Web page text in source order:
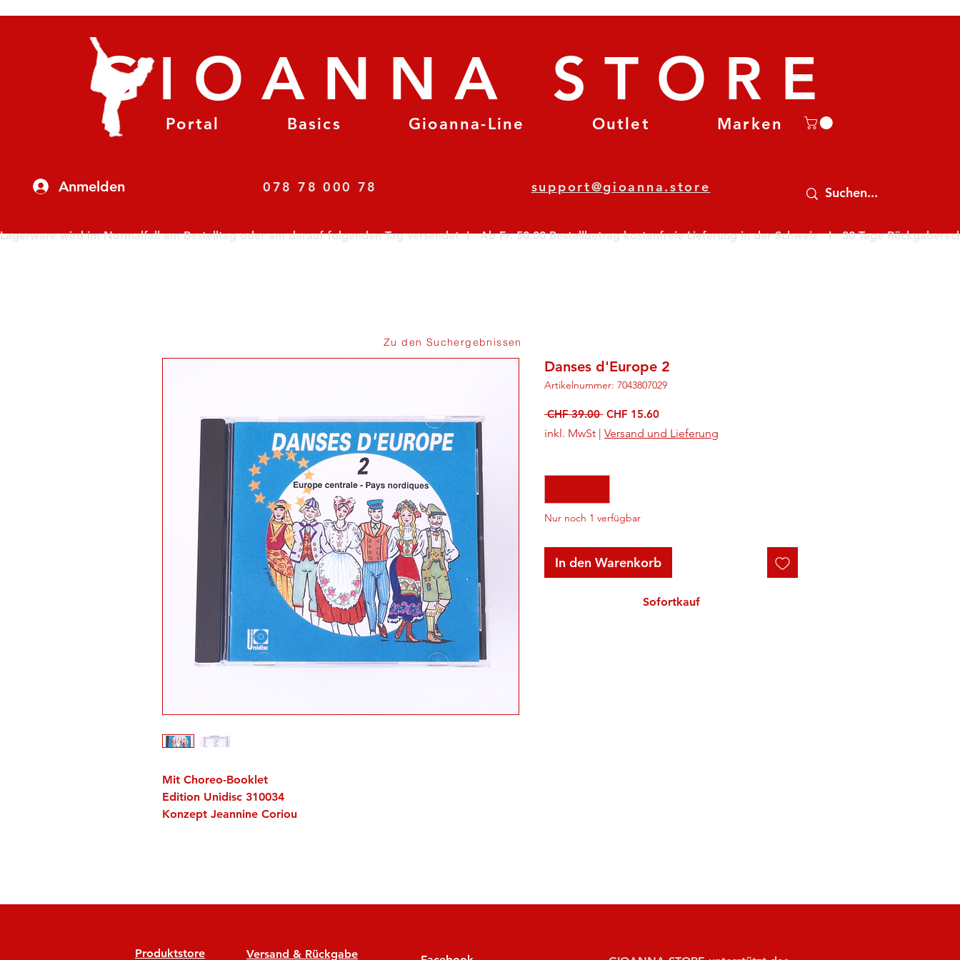
Anmelden
Portal Basics Gioanna-Line Outlet Marken
GIOANNA STORE
078 78 000 78 support@gioanna.store
Lagerware wird im Normalfall am Bestelltag oder am darauf folgenden Tag versendet  I   Ab Fr. 50.00 Bestellbetrag kostenfreie Lieferung in der Schweiz   I   30 Tage
Mit Choreo-Booklet
Edition Unidisc 310034
Konzept Jeannine Coriou
Danses d'Europe 2
Artikelnummer: 7043807029
CHF 39.00 Standardpreis
CHF 15.60Sale-
Preis
inkl. MwSt | Versand und Lieferung
Nur noch 1 verfügbar
In den Warenkorb
Sofortkauf
Zu den Suchergebnissen
Produktstore Versand & Rückgabe